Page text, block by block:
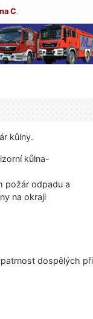
C.
kůlny.
kůlna-
požár odpadu a
na okraji
dospělých při